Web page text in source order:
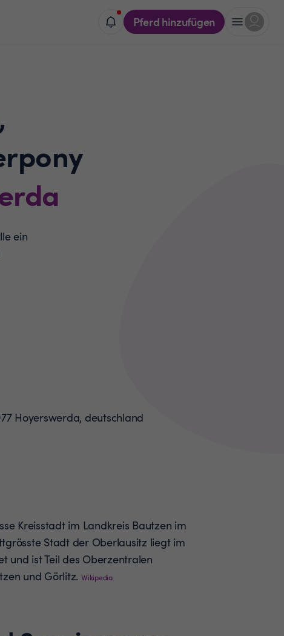
Pferd hinzufügen
ein
Kreisstadt im Landkreis Bautzen im
Stadt der Oberlausitz liegt im
und ist Teil des Oberzentralen
und Görlitz. Wikipedia